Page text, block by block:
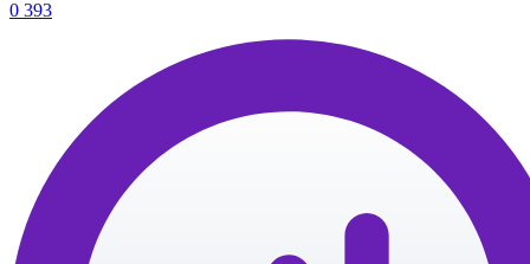
0 393